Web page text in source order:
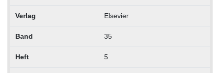
Verlag Elsevier
Band 35
Heft 5